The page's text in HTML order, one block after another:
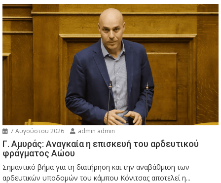
7 Αυγούστου 2026 admin admin
Γ. Αμυράς: Αναγκαία η επισκευή του αρδευτικού
φράγματος Αώου
Σημαντικό βήμα για τη διατήρηση και την αναβάθμιση των
αρδευτικών υποδομών του κάμπου Κόνιτσας αποτελεί η...